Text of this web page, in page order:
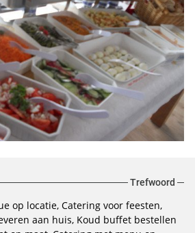
Trefwoord
op locatie Catering voor feesten
aan huis Koud buffet bestellen